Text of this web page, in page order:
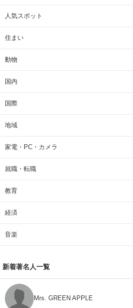
人気スポット
住まい
動物
国内
国際
地域
家電・PC・カメラ
就職・転職
教育
経済
音楽
新着著名人一覧
Mrs. GREEN APPLE